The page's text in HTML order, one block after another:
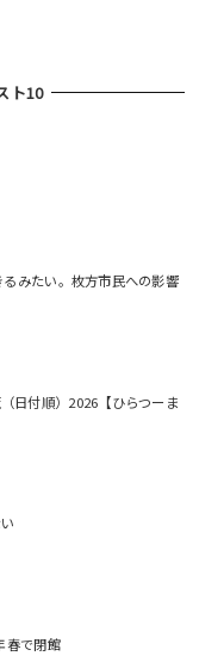
ト10
みたい。枚方市民への影響
日付順）2026【ひらつーま
春で閉館